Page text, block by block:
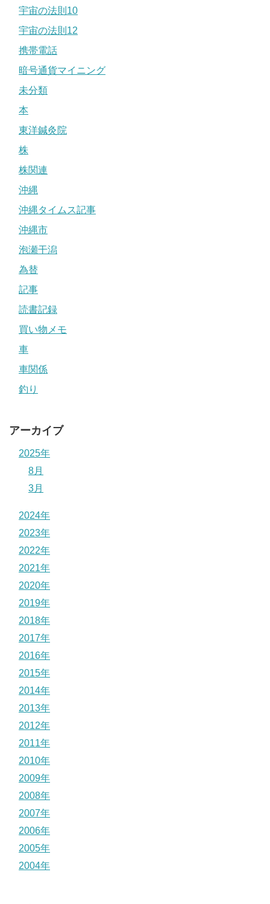
宇宙の法則10
宇宙の法則12
携帯電話
暗号通貨マイニング
未分類
本
東洋鍼灸院
株
株関連
沖縄
沖縄タイムス記事
沖縄市
泡瀬干潟
為替
記事
読書記録
買い物メモ
車
車関係
釣り
アーカイブ
2025年
8月
3月
2024年
2023年
2022年
2021年
2020年
2019年
2018年
2017年
2016年
2015年
2014年
2013年
2012年
2011年
2010年
2009年
2008年
2007年
2006年
2005年
2004年